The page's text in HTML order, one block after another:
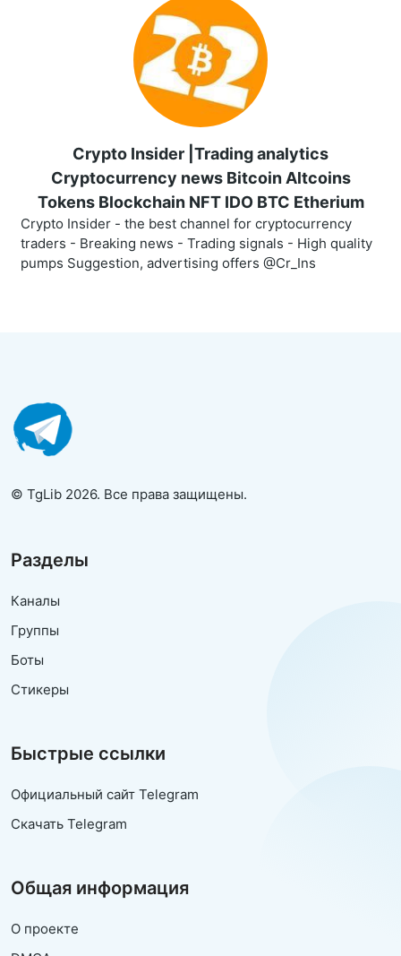
Crypto Insider |Trading analytics
Cryptocurrency news Bitcoin Altcoins
Tokens Blockchain NFT IDO BTC Etherium
Crypto Insider - the best channel for cryptocurrency
traders - Breaking news - Trading signals - High quality
pumps Suggestion, advertising offers @Cr_Ins
© TgLib 2026. Все права защищены.
Разделы
Каналы
Группы
Боты
Стикеры
Быстрые ссылки
Официальный сайт Telegram
Скачать Telegram
Общая информация
О проекте